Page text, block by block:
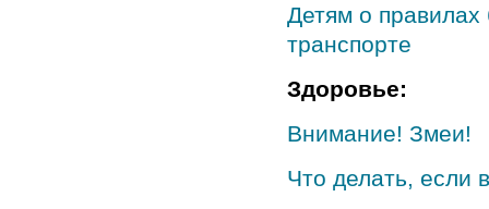
Детям о
транспорте
Здоровье:
Внимание! Змеи!
Что делать, если